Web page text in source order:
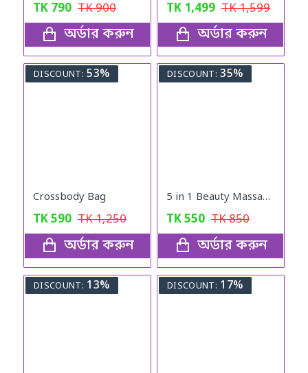
TK 790 TK900
অর্ডার করুন
TK 1,499 TK1,599
অর্ডার করুন
DISCOUNT: 53%
Crossbody Bag
TK590 TK1,250
অর্ডার করুন
DISCOUNT: 35%
5 in 1 Beauty Massager
TK550 TK850
অর্ডার করুন
DISCOUNT: 13% DISCOUNT: 17%